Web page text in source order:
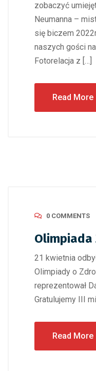
zobaczyć
Neumanna –
się biczem
naszych gości
Fotorelacja z […]
Read More
0 COMMENTS
Olimpiada
21 kwietnia
Olimpiady o
reprezentował
Gratulujemy III
Read More